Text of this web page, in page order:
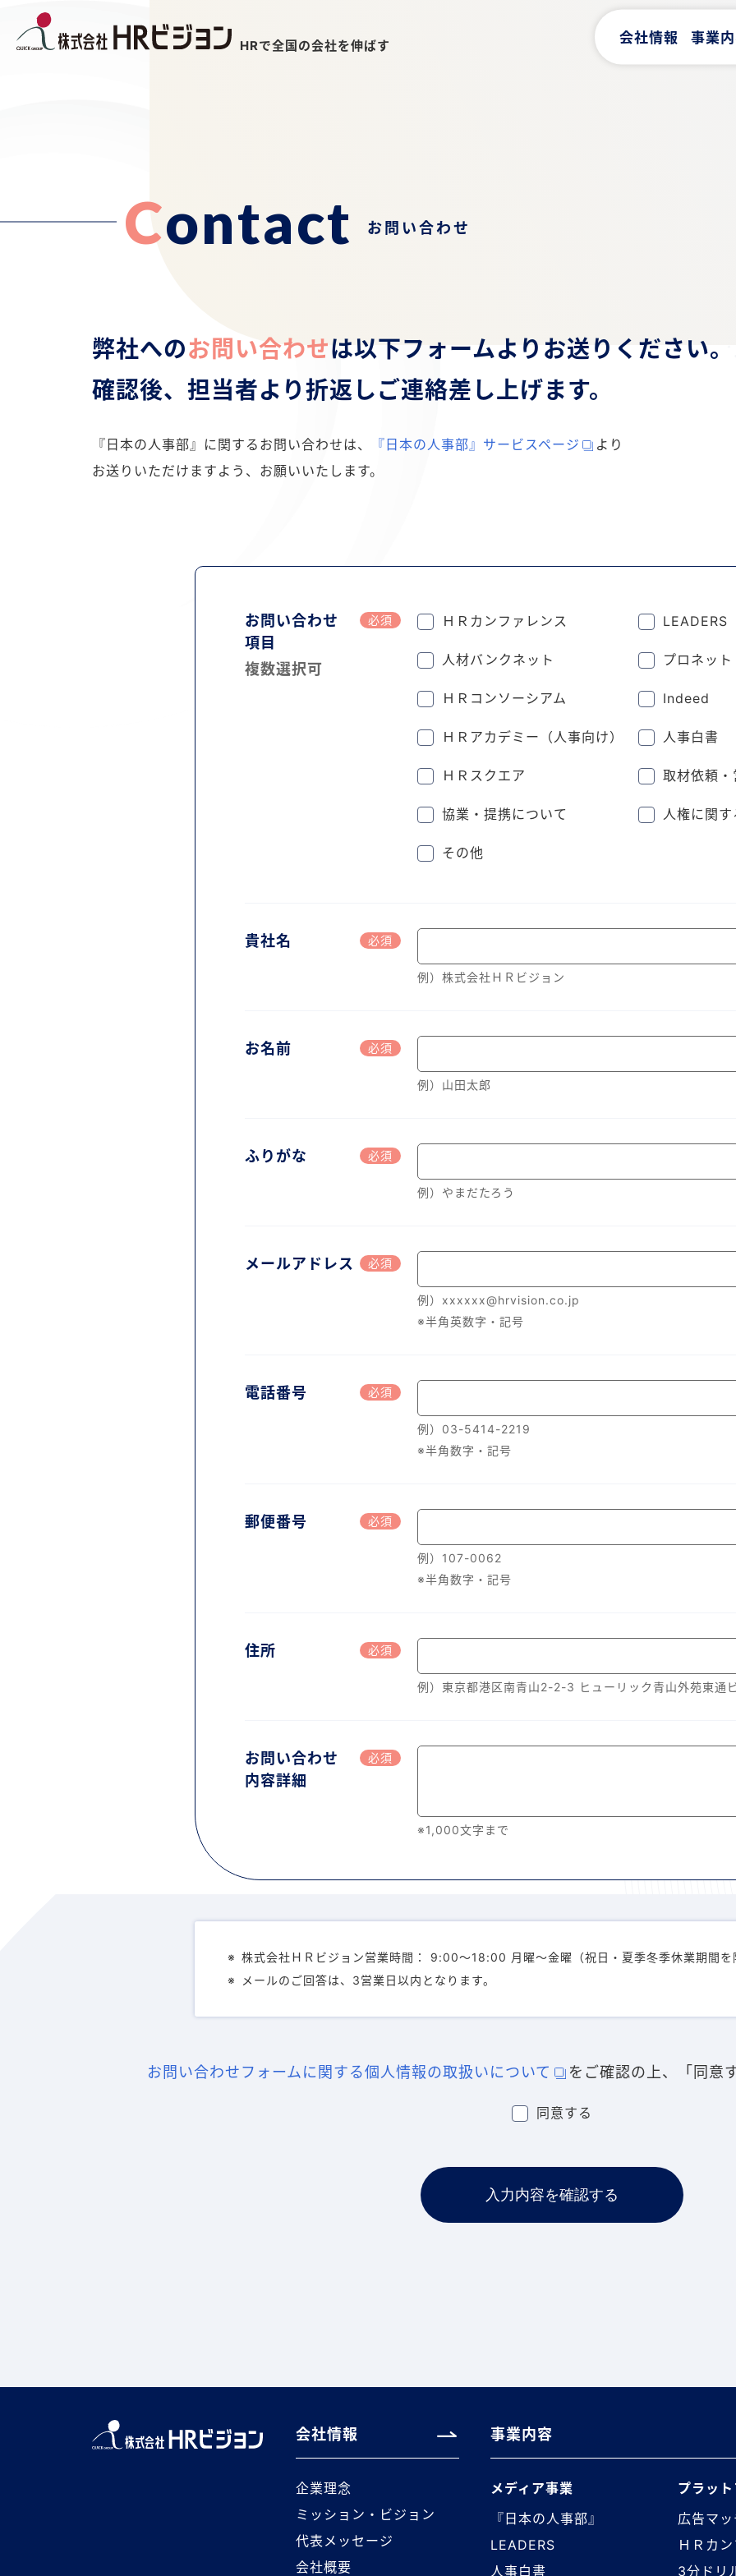
HRで全国の会社を伸ばす
会社情報 事業
Contact お問い合わせ
弊社へのお問い合わせは以下フォームよりお送りください。
確認後、担当者より折返しご連絡差し上げます。
『日本の人事部』に関するお問い合わせは、 『日本の人事部』サービスページ
より
お送りいただけますよう、お願いいたします。
お問い合わせ
項目
複数選択可
必須 ＨＲカンファレンス LEADERS
人材バンクネット プロネット
ＨＲコンソーシアム Indeed
ＨＲアカデミー（人事向け） 人事白書
ＨＲスクエア 取材依頼
協業・提携について 人権に関
その他
貴社名 必須
例）株式会社ＨＲビジョン
お名前 必須
例）山田太郎
ふりがな 必須
例）やまだたろう
メールアドレス 必須
例）xxxxxx@hrvision.co.jp
※半角英数字・記号
電話番号 必須
例）03-5414-2219
※半角数字・記号
郵便番号 必須
例）107-0062
※半角数字・記号
住所 必須
例）東京都港区南青山2-2-3 ヒューリック青山外苑東通
お問い合わせ
内容詳細
必須
※1,000文字まで
株式会社ＨＲビジョン営業時間： 9:00〜18:00 月曜〜金曜（祝日・夏季冬季休業期間を
メールのご回答は、3営業日以内となります。
お問い合わせフォームに関する個人情報の取扱いについて をご確認の上、「同意
同意する
会社情報
企業理念
ミッション・ビジョン
代表メッセージ
会社概要
事業内容
メディア事業
『日本の人事部』
LEADERS
人事白書
プラッ
広告マ
ＨＲカ
3分ドリ